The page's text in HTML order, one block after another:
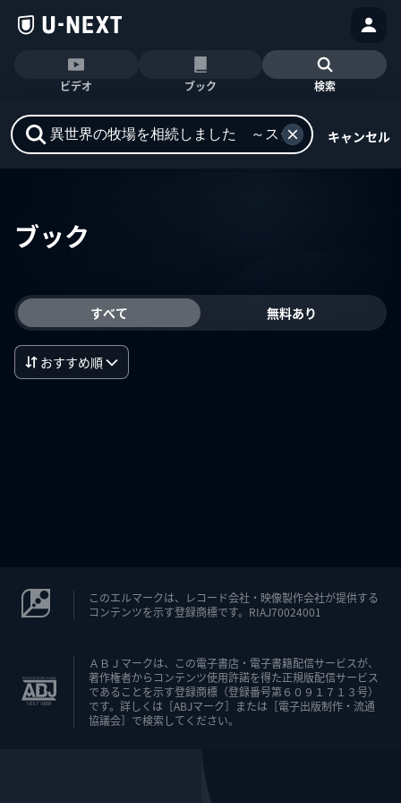
ビデオ ブック 検索
キャンセル
ブック
すべて 無料あり
おすすめ順
このエルマークは、レコード会社・映像製作会社が提供する
コンテンツを示す登録商標です。RIAJ70024001
ＡＢＪマークは、この電子書店・電子書籍配信サービスが、
著作権者からコンテンツ使用許諾を得た正規版配信サービス
であることを示す登録商標（登録番号第６０９１７１３号）
です。詳しくは［ABJマーク］または［電子出版制作・流通
協議会］で検索してください。